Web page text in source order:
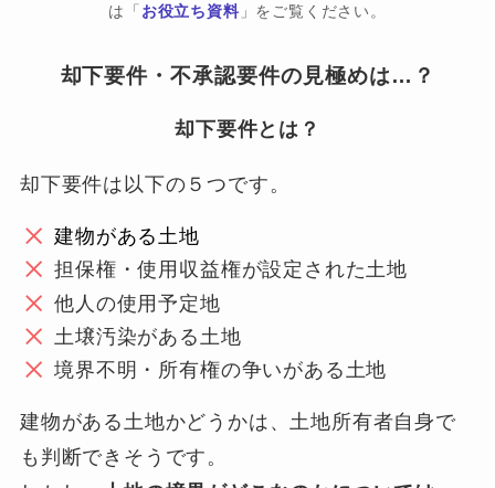
は「 お役立ち資料」をご覧ください。
却下要件・不承認要件の見極めは…？
却下要件とは？
却下要件は以下の５つです。
建物がある土地
担保権・使用収益権が設定された土地
他人の使用予定地
土壌汚染がある土地
境界不明・所有権の争いがある土地
建物がある土地かどうかは、土地所有者自身で
も判断できそうです。